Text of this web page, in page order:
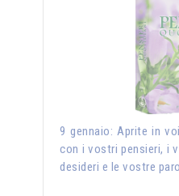
9 gennaio: Aprite in
con i vostri pensieri, i
desideri e le vostre